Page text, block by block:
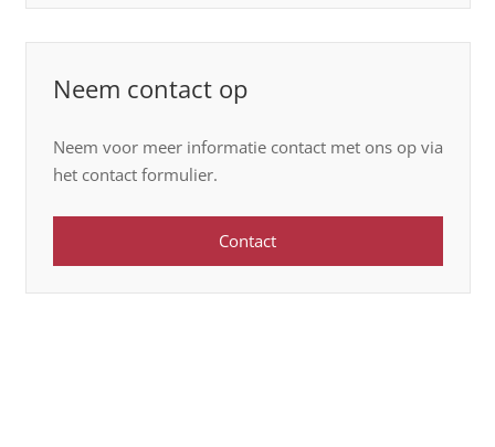
Neem contact op
Neem voor meer informatie contact met ons op via
het contact formulier.
Contact